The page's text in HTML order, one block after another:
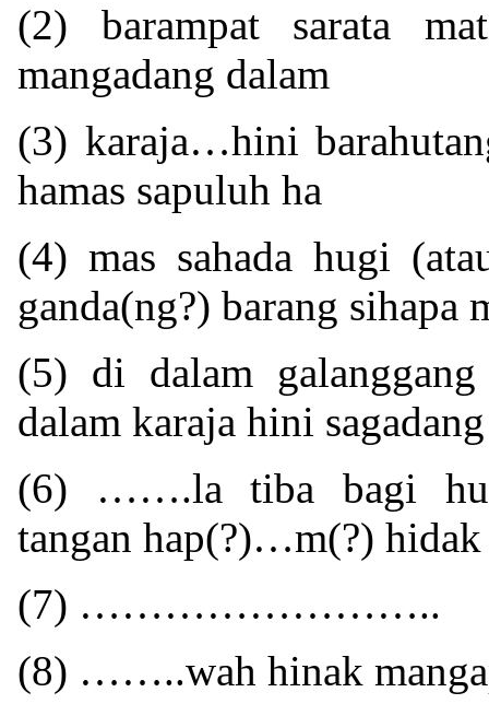
(2) barampat sarata
mangadang dalam
(3) karaja…hini
hamas sapuluh ha
(4) mas sahada hugi
ganda(ng?) barang sihapa
(5) di dalam
dalam karaja hini sagadang
(6) …….la tiba bagi
tangan hap(?)…m(?)
(7) ……………………..
(8) ……..wah hinak